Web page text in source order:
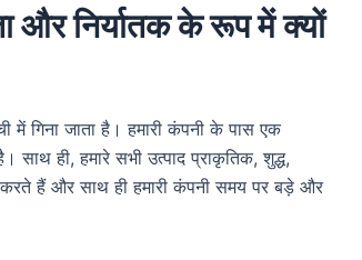
और निर्यातक के रूप में क्यों
में गिना जाता है। हमारी कंपनी के पास एक
साथ ही, हमारे सभी उत्पाद प्राकृतिक, शुद्ध,
करते हैं और साथ ही हमारी कंपनी समय पर बड़े और